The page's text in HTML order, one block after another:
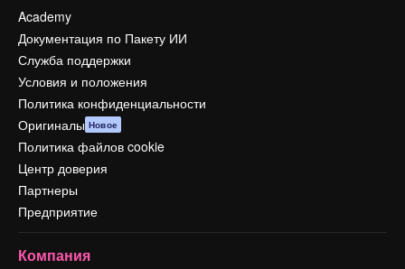
Academy
Документация по Пакету ИИ
Служба поддержки
Условия и положения
Политика конфиденциальности
Оригиналы Новое
Политика файлов cookie
Центр доверия
Партнеры
Предприятие
Компания